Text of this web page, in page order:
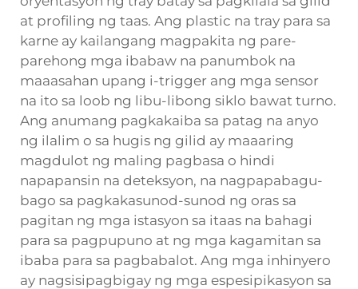
at profiling ng taas. Ang plastic na tray para sa
karne ay kailangang magpakita ng pare-
parehong mga ibabaw na panumbok na
maaasahan upang i-trigger ang mga sensor
na ito sa loob ng libu-libong siklo bawat turno.
Ang anumang pagkakaiba sa patag na anyo
ng ilalim o sa hugis ng gilid ay maaaring
magdulot ng maling pagbasa o hindi
napapansin na deteksyon, na nagpapabagu-
bago sa pagkakasunod-sunod ng oras sa
pagitan ng mga istasyon sa itaas na bahagi
para sa pagpupuno at ng mga kagamitan sa
ibaba para sa pagbabalot. Ang mga inhinyero
ay nagsisipagbigay ng mga espesipikasyon sa